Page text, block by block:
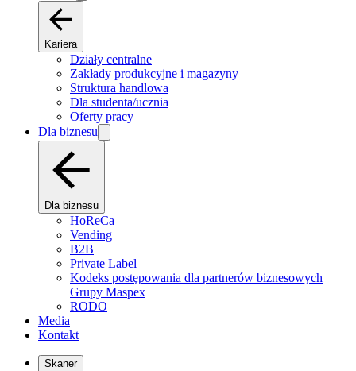
Kariera
Działy centralne
Zakłady produkcyjne i magazyny
Struktura handlowa
Dla studenta/ucznia
Oferty pracy
Dla biznesu
Dla biznesu
HoReCa
Vending
B2B
Private Label
Kodeks postępowania dla partnerów biznesowych
Grupy Maspex
RODO
Media
Kontakt
Skaner